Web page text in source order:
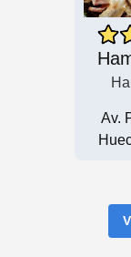
Av.